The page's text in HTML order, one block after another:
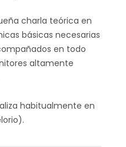
charla teórica en
básicas necesarias
en todo
altamente
habitualmente en